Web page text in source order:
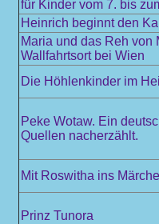
für Kinder vom 7. bis
Heinrich beginnt den
Maria und das Reh von
Wallfahrtsort bei Wien
Die Höhlenkinder im
Peke Wotaw. Ein
Quellen nacherzählt.
Mit Roswitha ins
Prinz Tunora